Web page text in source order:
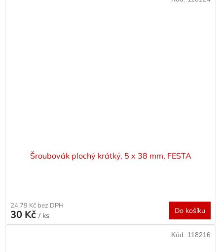
Šroubovák plochý krátký, 5 x 38 mm, FESTA
24,79 Kč bez DPH
30 Kč / ks
Do košíku
Kód: 118216